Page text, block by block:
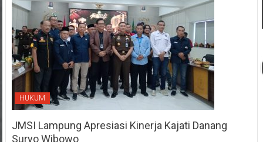
HUKUM
JMSI Lampung Apresiasi Kinerja Kajati Danang
Suryo Wibowo